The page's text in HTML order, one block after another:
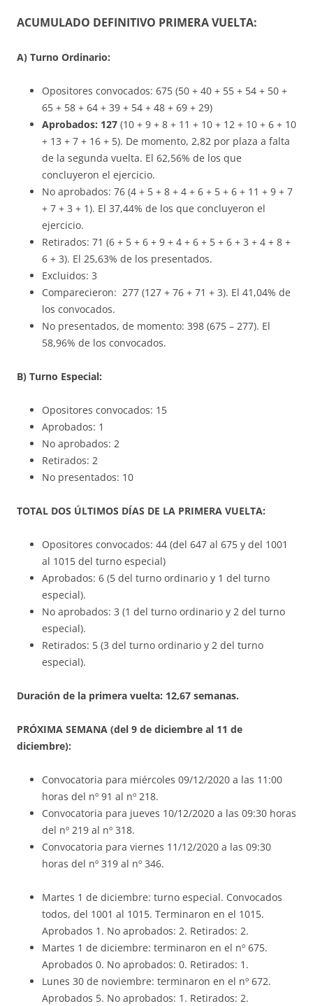
ACUMULADO DEFINITIVO PRIMERA VUELTA:
A) Turno Ordinario:
Opositores convocados: 675 (50 + 40 + 55 + 54 + 50 +
65 + 58 + 64 + 39 + 54 + 48 + 69 + 29)
Aprobados: 127 (10 + 9 + 8 + 11 + 10 + 12 + 10 + 6 + 10
+ 13 + 7 + 16 + 5). De momento, 2,82 por plaza a falta
de la segunda vuelta. El 62,56% de los que
concluyeron el ejercicio.
No aprobados: 76 (4 + 5 + 8 + 4 + 6 + 5 + 6 + 11 + 9 + 7
+ 7 + 3 + 1). El 37,44% de los que concluyeron el
ejercicio.
Retirados: 71 (6 + 5 + 6 + 9 + 4 + 6 + 5 + 6 + 3 + 4 + 8 +
6 + 3). El 25,63% de los presentados.
Excluidos: 3
Comparecieron: 277 (127 + 76 + 71 + 3). El 41,04% de
los convocados.
No presentados, de momento: 398 (675 – 277). El
58,96% de los convocados.
B) Turno Especial:
Opositores convocados: 15
Aprobados: 1
No aprobados: 2
Retirados: 2
No presentados: 10
TOTAL DOS ÚLTIMOS DÍAS DE LA PRIMERA VUELTA:
Opositores convocados: 44 (del 647 al 675 y del 1001
al 1015 del turno especial)
Aprobados: 6 (5 del turno ordinario y 1 del turno
especial).
No aprobados: 3 (1 del turno ordinario y 2 del turno
especial).
Retirados: 5 (3 del turno ordinario y 2 del turno
especial).
Duración de la primera vuelta: 12,67 semanas.
PRÓXIMA SEMANA (del 9 de diciembre al 11 de
diciembre):
Convocatoria para miércoles 09/12/2020 a las 11:00
horas del nº 91 al nº 218.
Convocatoria para jueves 10/12/2020 a las 09:30 horas
del nº 219 al nº 318.
Convocatoria para viernes 11/12/2020 a las 09:30
horas del nº 319 al nº 346.
Martes 1 de diciembre: turno especial. Convocados
todos, del 1001 al 1015. Terminaron en el 1015.
Aprobados 1. No aprobados: 2. Retirados: 2.
Martes 1 de diciembre: terminaron en el nº 675.
Aprobados 0. No aprobados: 0. Retirados: 1.
Lunes 30 de noviembre: terminaron en el nº 672.
Aprobados 5. No aprobados: 1. Retirados: 2.